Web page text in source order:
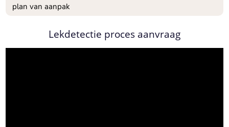
plan van aanpak
Lekdetectie proces aanvraag